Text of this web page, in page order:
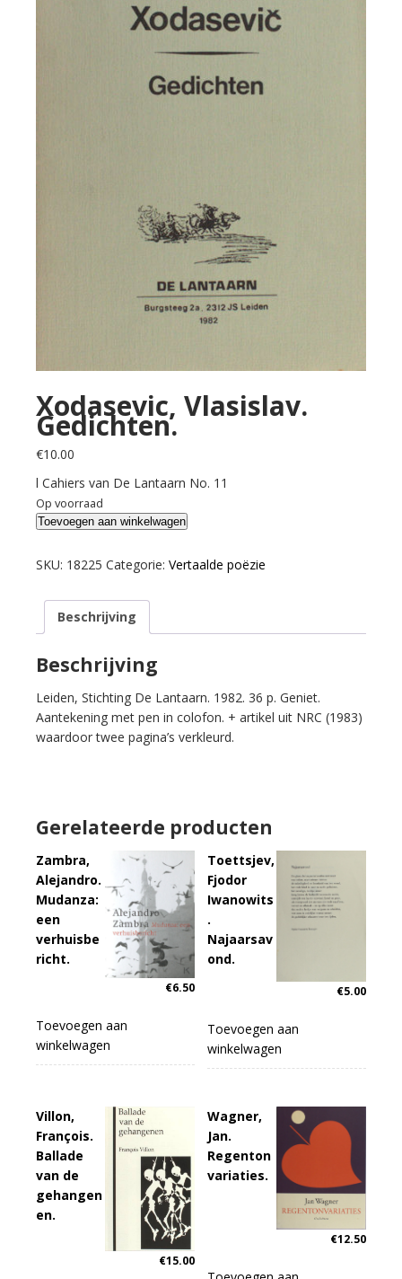
Xodasevic, Vlasislav.
Gedichten.
€10.00
l Cahiers van De Lantaarn No. 11
Op voorraad
Xodasevic,
Gedichten.
Toevoegen aan winkelwagen
SKU: 18225 Categorie: Vertaalde poëzie
Beschrijving
Beschrijving
Leiden, Stichting De Lantaarn. 1982. 36 p. Geniet.
Aantekening met pen in colofon. + artikel uit NRC (1983)
waardoor twee pagina’s verkleurd.
Gerelateerde producten
Zambra,
Alejandro.
Mudanza:
een
verhuisbe
richt.
€6.50
Toevoegen aan
winkelwagen
Toettsjev,
Fjodor
Iwanowits
.
Najaarsav
ond.
€5.00
Toevoegen aan
winkelwagen
Villon,
François.
Ballade
van de
gehangen
en.
€15.00
Wagner,
Jan.
Regenton
variaties.
€12.50